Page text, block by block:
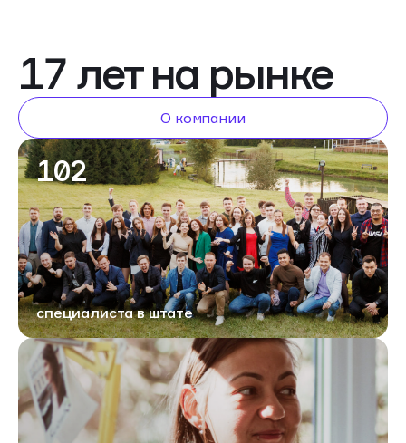
17 лет на рынке
О компании
102
специалиста в штате